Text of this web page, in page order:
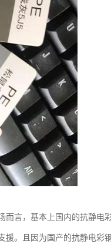
而言，基本上国内的抗静电
援。且因为国产的抗静电彩